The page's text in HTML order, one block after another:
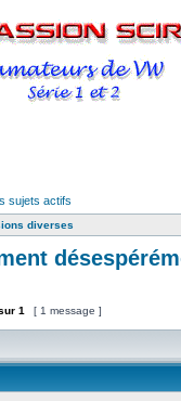
sujets actifs
diverses
1 [ 1 message ]